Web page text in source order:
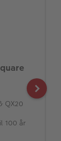
QX20
100 år